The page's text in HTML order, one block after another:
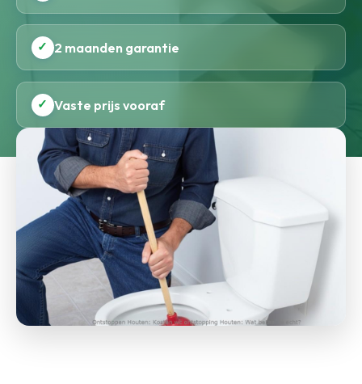
✓ 2 maanden garantie
✓ Vaste prijs vooraf